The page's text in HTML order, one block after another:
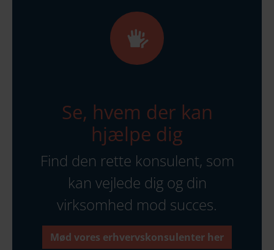
Se, hvem der kan
hjælpe dig
Find den rette konsulent, som
kan vejlede dig og din
virksomhed mod succes.
Mød vores erhvervskonsulenter her